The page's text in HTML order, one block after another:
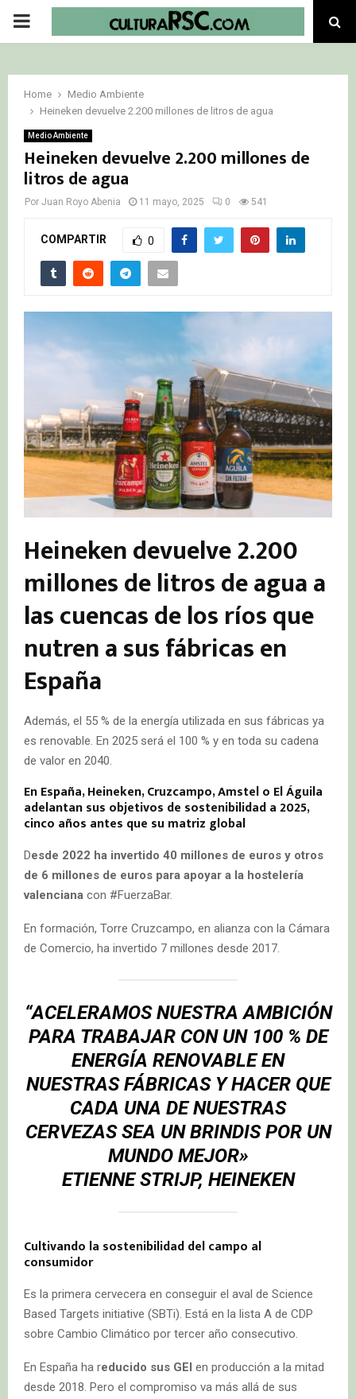
PRIMARY
Home
Medio Ambiente
Heineken devuelve 2.200 millones de litros de agua
Medio Ambiente
Heineken devuelve 2.200 millones de
litros de agua
Por Juan Royo Abenia 11 mayo, 2025 0 541
COMPARTIR 0
Heineken devuelve 2.200
millones de litros de agua a
las cuencas de los ríos que
nutren a sus fábricas en
España
Además, el 55 % de la energía utilizada en sus fábricas ya
es renovable. En 2025 será el 100 % y en toda su cadena
de valor en 2040.
En España, Heineken, Cruzcampo, Amstel o El Águila
adelantan sus objetivos de sostenibilidad a 2025,
cinco años antes que su matriz global
Desde 2022 ha invertido 40 millones de euros y otros
de 6 millones de euros para apoyar a la hostelería
valenciana con #FuerzaBar.
En formación, Torre Cruzcampo, en alianza con la Cámara
de Comercio, ha invertido 7 millones desde 2017.
“ACELERAMOS NUESTRA AMBICIÓN
PARA TRABAJAR CON UN 100 % DE
ENERGÍA RENOVABLE EN
NUESTRAS FÁBRICAS Y HACER QUE
CADA UNA DE NUESTRAS
CERVEZAS SEA UN BRINDIS POR UN
MUNDO MEJOR»
ETIENNE STRIJP, HEINEKEN
Cultivando la sostenibilidad del campo al
consumidor
Es la primera cervecera en conseguir el aval de Science
Based Targets initiative (SBTi). Está en la lista A de CDP
sobre Cambio Climático por tercer año consecutivo.
En España ha reducido sus GEI en producción a la mitad
desde 2018. Pero el compromiso va más allá de sus